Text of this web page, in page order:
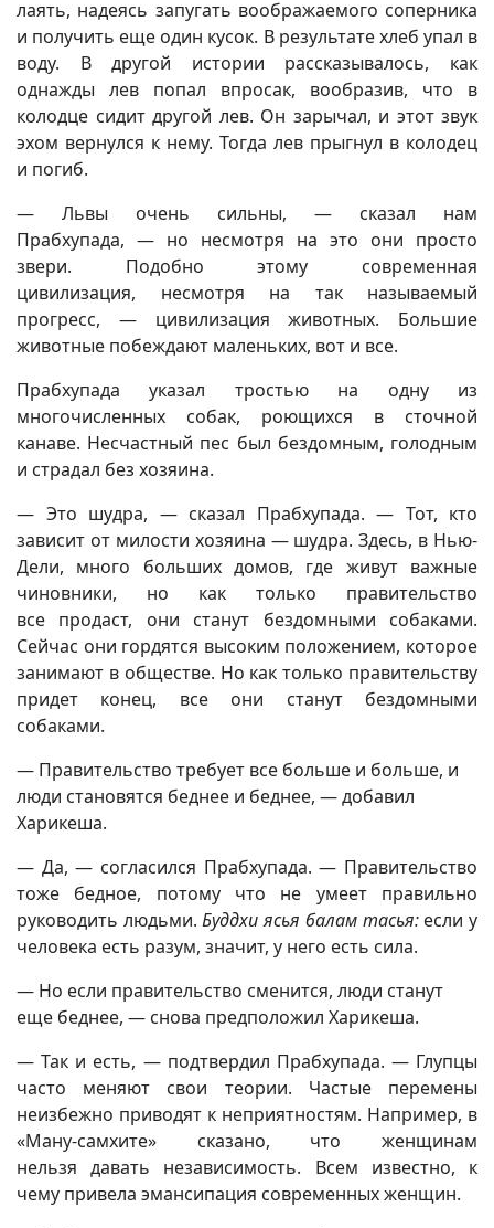
лаять, надеясь запугать воображаемого соперника
и получить еще один кусок. В результате хлеб упал в
воду. В другой истории рассказывалось, как
однажды лев попал впросак, вообразив, что в
колодце сидит другой лев. Он зарычал, и этот звук
эхом вернулся к нему. Тогда лев прыгнул в колодец
и погиб.
— Львы очень сильны, — сказал нам
Прабхупада, — но несмотря на это они просто
звери. Подобно этому современная
цивилизация, несмотря на так называемый
прогресс, — цивилизация животных. Большие
животные побеждают маленьких, вот и все.
Прабхупада указал тростью на одну из
многочисленных собак, роющихся в сточной
канаве. Несчастный пес был бездомным, голодным
и страдал без хозяина.
— Это шудра, — сказал Прабхупада. — Тот, кто
зависит от милости хозяина — шудра. Здесь, в Нью-
Дели, много больших домов, где живут важные
чиновники, но как только правительство
все продаст, они станут бездомными собаками.
Сейчас они гордятся высоким положением, которое
занимают в обществе. Но как только правительству
придет конец, все они станут бездомными
собаками.
— Правительство требует все больше и больше, и
люди становятся беднее и беднее, — добавил
Харикеша.
— Да, — согласился Прабхупада. — Правительство
тоже бедное, потому что не умеет правильно
руководить людьми. Буддхи ясья балам тасья:если у
человека есть разум, значит, у него есть сила.
— Но если правительство сменится, люди станут
еще беднее, — снова предположил Харикеша.
— Так и есть, — подтвердил Прабхупада. — Глупцы
часто меняют свои теории. Частые перемены
неизбежно приводят к неприятностям. Например, в
«Ману-самхите» сказано, что женщинам
нельзя давать независимость. Всем известно, к
чему привела эмансипация современных женщин.